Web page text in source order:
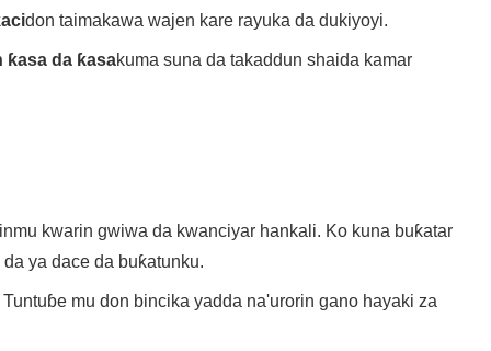
don taimakawa wajen kare rayuka da dukiyoyi.
ƙasa da ƙasakuma suna da takaddun shaida kamar
kwarin gwiwa da kwanciyar hankali. Ko kuna buƙatar
ya dace da buƙatunku.
mu don bincika yadda na'urorin gano hayaki za